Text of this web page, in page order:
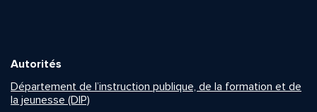
Autorités
Département de l’instruction publique, de la formation et de
la jeunesse (DIP)